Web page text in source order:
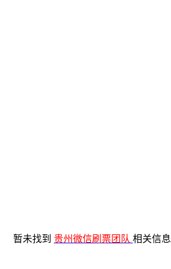
暂未找到 贵州微信刷票团队 相关信息